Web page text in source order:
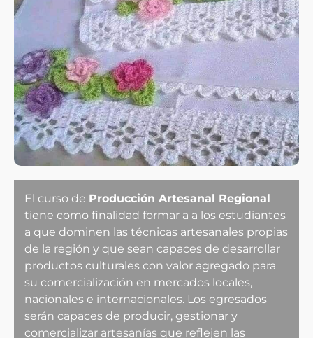
El curso de Producción Artesanal Regional
tiene como finalidad formar a a los estudiantes
a que dominen las técnicas artesanales propias
de la región y que sean capaces de desarrollar
productos culturales con valor agregado para
su comercialización en mercados locales,
nacionales e internacionales. Los egresados
serán capaces de producir, gestionar y
comercializar artesanías que reflejen las